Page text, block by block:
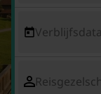
Verblijfsdata